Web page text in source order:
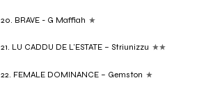
20. BRAVE - G Maffiah
21. LU CADDU DE L'ESTATE – Striunizzu
22. FEMALE DOMINANCE – Gemston